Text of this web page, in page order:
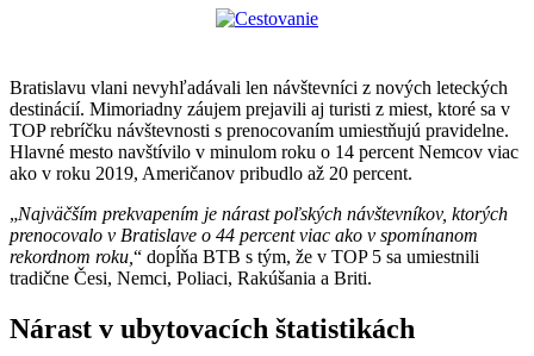
Bratislavu vlani nevyhľadávali len návštevníci z nových leteckých
destinácií. Mimoriadny záujem prejavili aj turisti z miest, ktoré sa v
TOP rebríčku návštevnosti s prenocovaním umiestňujú pravidelne.
Hlavné mesto navštívilo v minulom roku o 14 percent Nemcov viac
ako v roku 2019, Američanov pribudlo až 20 percent.
„Najväčším prekvapením je nárast poľských návštevníkov, ktorých
prenocovalo v Bratislave o 44 percent viac ako v spomínanom
rekordnom roku, “ dopĺňa BTB s tým, že v TOP 5 sa umiestnili
tradične Česi, Nemci, Poliaci, Rakúšania a Briti.
Nárast v ubytovacích štatistikách